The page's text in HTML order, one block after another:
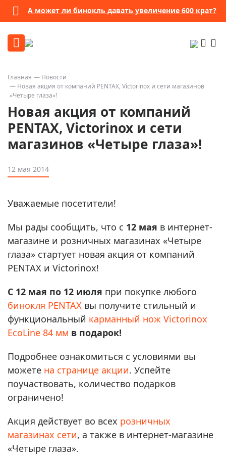
А может ли бинокль давать увеличение 600 крат?
Главная
Новости
Новая акция от компаний PENTAX, Victorinox и сети магазинов
«Четыре глаза»!
Новая акция от компаний
PENTAX, Victorinox и сети
магазинов «Четыре глаза»!
12 мая 2014
Уважаемые посетители!
Мы рады сообщить, что с 12 мая в интернет-
магазине и розничных магазинах «Четыре
глаза» стартует новая акция от компаний
PENTAX и Victorinox!
С 12 мая по 12 июля при покупке любого
бинокля PENTAX вы получите стильный и
функциональный карманный нож Victorinox
EcoLine 84 мм в подарок!
Подробнее ознакомиться с условиями вы
можете на странице акции. Успейте
поучаствовать, количество подарков
ограничено!
Акция действует во всех розничных
магазинах сети, а также в интернет-магазине
«Четыре глаза».